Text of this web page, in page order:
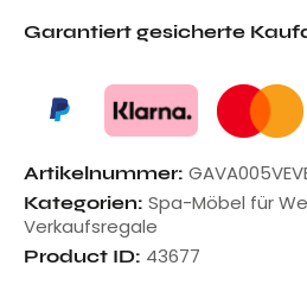
Garantiert gesicherte
Artikelnummer:
Kategorien: Spa-Möbel für
Verkaufsregale
Product ID: 43677